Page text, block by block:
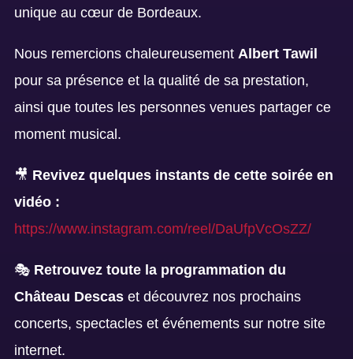
unique au cœur de Bordeaux.
Nous remercions chaleureusement Albert Tawil
pour sa présence et la qualité de sa prestation,
ainsi que toutes les personnes venues partager ce
moment musical.
🎥 Revivez quelques instants de cette soirée en
vidéo :
https://www.instagram.com/reel/DaUfpVcOsZZ/
🎭 Retrouvez toute la programmation du
Château Descas et découvrez nos prochains
concerts, spectacles et événements sur notre site
internet.